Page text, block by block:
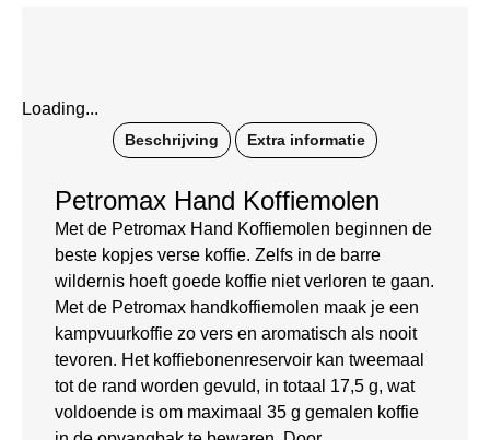
Loading...
Beschrijving Extra informatie
Petromax Hand Koffiemolen
Met de Petromax Hand Koffiemolen beginnen de
beste kopjes verse koffie. Zelfs in de barre
wildernis hoeft goede koffie niet verloren te gaan.
Met de Petromax handkoffiemolen maak je een
kampvuurkoffie zo vers en aromatisch als nooit
tevoren. Het koffiebonenreservoir kan tweemaal
tot de rand worden gevuld, in totaal 17,5 g, wat
voldoende is om maximaal 35 g gemalen koffie